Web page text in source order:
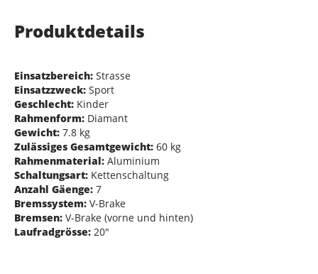
Produktdetails
Einsatzbereich: Strasse
Einsatzzweck: Sport
Geschlecht: Kinder
Rahmenform: Diamant
Gewicht: 7.8 kg
Zulässiges Gesamtgewicht: 60 kg
Rahmenmaterial: Aluminium
Schaltungsart: Kettenschaltung
Anzahl Gäenge: 7
Bremssystem: V-Brake
Bremsen: V-Brake (vorne und hinten)
Laufradgrösse: 20"